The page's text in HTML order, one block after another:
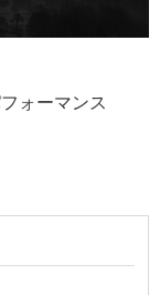
ォーマンス